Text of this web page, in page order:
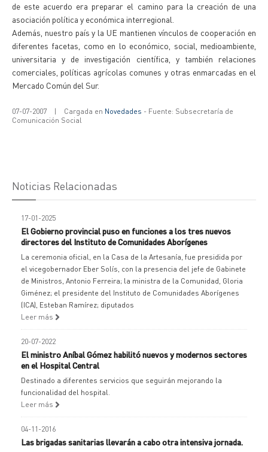
de este acuerdo era preparar el camino para la creación de una
asociación política y económica interregional.
Además, nuestro país y la UE mantienen vínculos de cooperación en
diferentes facetas, como en lo económico, social, medioambiente,
universitaria y de investigación científica, y también relaciones
comerciales, políticas agrícolas comunes y otras enmarcadas en el
Mercado Común del Sur.
07-07-2007 | Cargada en Novedades - Fuente: Subsecretaría de
Comunicación Social
Noticias Relacionadas
17-01-2025
El Gobierno provincial puso en funciones a los tres nuevos
directores del Instituto de Comunidades Aborígenes
La ceremonia oficial, en la Casa de la Artesanía, fue presidida por
el vicegobernador Eber Solís, con la presencia del jefe de Gabinete
de Ministros, Antonio Ferreira; la ministra de la Comunidad, Gloria
Giménez; el presidente del Instituto de Comunidades Aborígenes
(ICA), Esteban Ramírez; diputados
Leer más
20-07-2022
El ministro Aníbal Gómez habilitó nuevos y modernos sectores
en el Hospital Central
Destinado a diferentes servicios que seguirán mejorando la
funcionalidad del hospital.
Leer más
04-11-2016
Las brigadas sanitarias llevarán a cabo otra intensiva jornada.